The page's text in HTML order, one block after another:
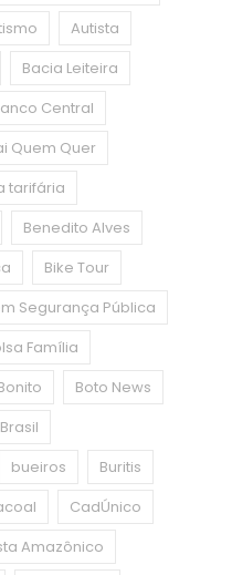
Autista
Bacia Leiteira
Central
Quem Quer
tarifária
Benedito Alves
Bike Tour
Segurança Pública
Família
Boto News
Brasil
bueiros
Buritis
CadÚnico
Amazônico